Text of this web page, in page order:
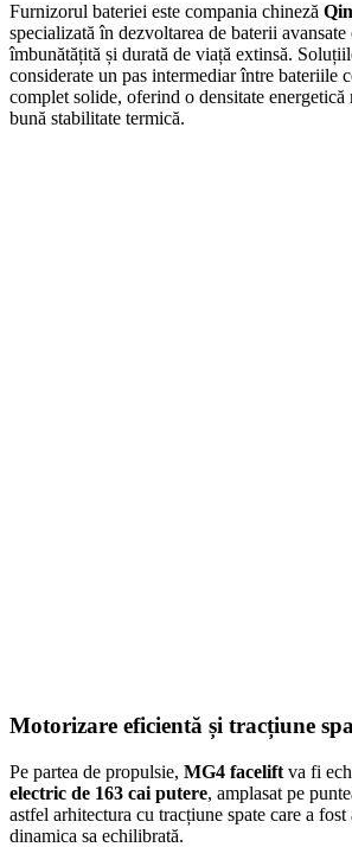
Furnizorul bateriei este compania chineză
specializată în dezvoltarea de baterii avansate
îmbunătățită și durată de viață extinsă.
considerate un pas intermediar între bateriile
complet solide, oferind o densitate energetică
bună stabilitate termică.
Motorizare eficientă și tracțiune
Pe partea de propulsie, MG4 facelift va fi
electric de 163 cai putere, amplasat pe
astfel arhitectura cu tracțiune spate care a fost
dinamica sa echilibrată.